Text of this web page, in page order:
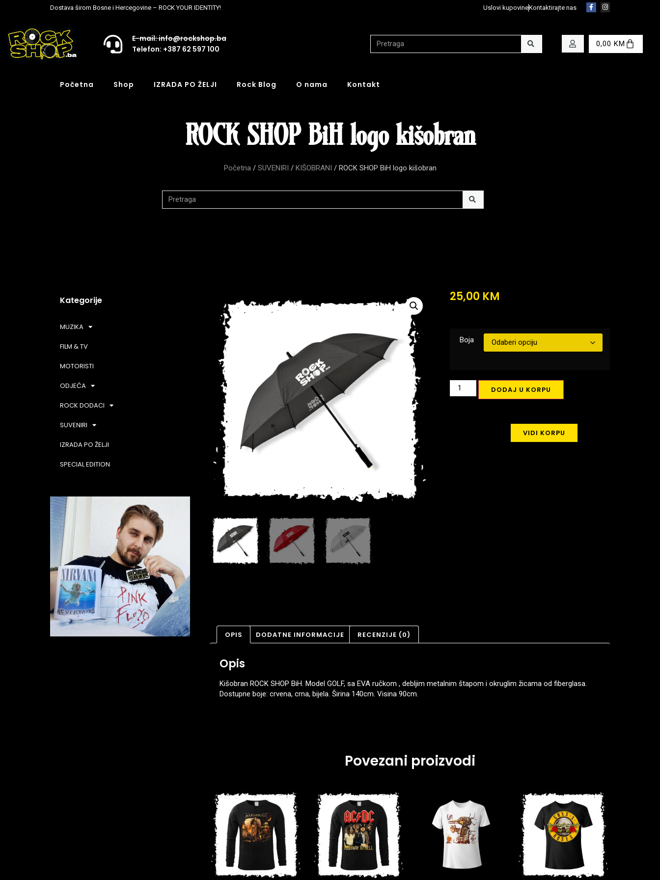
Dostava širom Bosne i Hercegovine – ROCK YOUR IDENTITY! Uslovi kupovineKontaktirajte nas
E-mail: info@rockshop.ba
Telefon: +387 62 597 100
0,00 KM
Početna Shop IZRADA PO ŽELJI Rock Blog O nama Kontakt
ROCK SHOP BiH logo kišobran
Početna / SUVENIRI / KIŠOBRANI / ROCK SHOP BiH logo kišobran
Kategorije
MUZIKA
FILM & TV
MOTORISTI
ODJEĆA
ROCK DODACI
SUVENIRI
IZRADA PO ŽELJI
SPECIAL EDITION
25,00 KM
Boja
DODAJ U KORPU
VIDI KORPU
OPIS DODATNE INFORMACIJE RECENZIJE (0)
Opis
Kišobran ROCK SHOP BiH. Model GOLF, sa EVA ručkom , debljim metalnim štapom i okruglim žicama od fiberglasa.
Dostupne boje: crvena, crna, bijela. Širina 140cm. Visina 90cm.
Povezani proizvodi